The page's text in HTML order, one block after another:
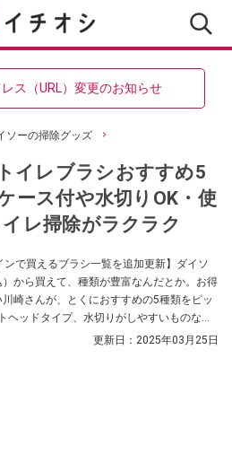
ス（URL）変更のお知らせ
ソーの掃除グッズ
イレブラシおすすめ5
ース付や水切りOK・使
レ掃除がラクラク
ンで買えるブラシ一覧を追加更新】ダイソ
から買えて、種類が豊富なんだとか。お得
崎さんが、とくにおすすめの5種類をピッ
ヘッドタイプ、水切りがしやすいものな
。よく検索されている疑問にも答えます。
更新日： 2025年03月25日